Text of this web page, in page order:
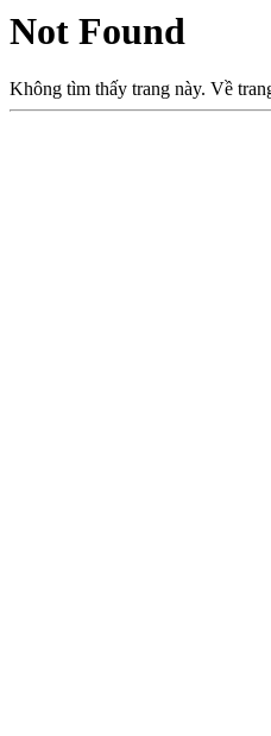
Not Found
Không tìm thấy trang này. Về